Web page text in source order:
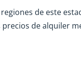
de este
de alquiler